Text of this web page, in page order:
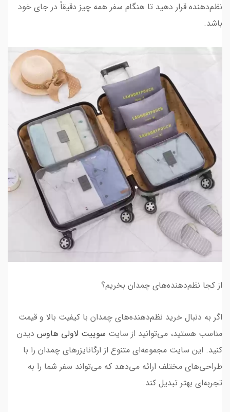
نظم‌دهنده قرار دهید تا هنگام سفر همه چیز دقیقاً در جای خود
باشد.
از کجا نظم‌دهنده‌های چمدان بخریم؟
اگر به دنبال خرید نظم‌دهنده‌های چمدان با کیفیت بالا و قیمت
مناسب هستید، می‌توانید از سایت سوییت لاولی هاوس دیدن
کنید. این سایت مجموعه‌ای متنوع از ارگانایزرهای چمدان را با
طراحی‌های مختلف ارائه می‌دهد که می‌تواند سفر شما را به
تجربه‌ای بهتر تبدیل کند.